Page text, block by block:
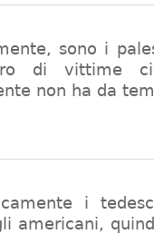
sono i
di vittime
non ha da
i
americani,